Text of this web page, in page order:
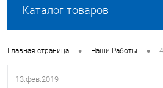
Каталог товаров
Главная страница • Наши Работы •
13.фев.2019